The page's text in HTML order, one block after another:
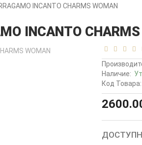
INCANTO CHARMS WOMAN
INCANTO
Наличие:
Код Товара: